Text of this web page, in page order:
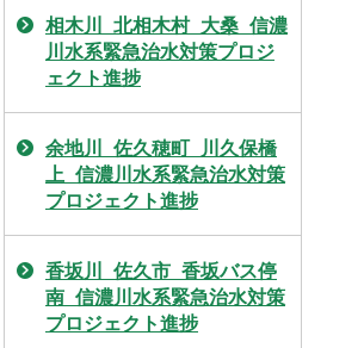
相木川_北相木村_大桑_信濃
川水系緊急治水対策プロジ
ェクト進捗
余地川_佐久穂町_川久保橋
上_信濃川水系緊急治水対策
プロジェクト進捗
香坂川_佐久市_香坂バス停
南_信濃川水系緊急治水対策
プロジェクト進捗